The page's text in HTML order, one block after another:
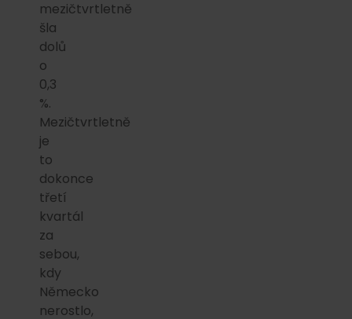
mezičtvrtletně
šla
dolů
o
0,3
%.
Mezičtvrtletně
je
to
dokonce
třetí
kvartál
za
sebou,
kdy
Německo
nerostlo,